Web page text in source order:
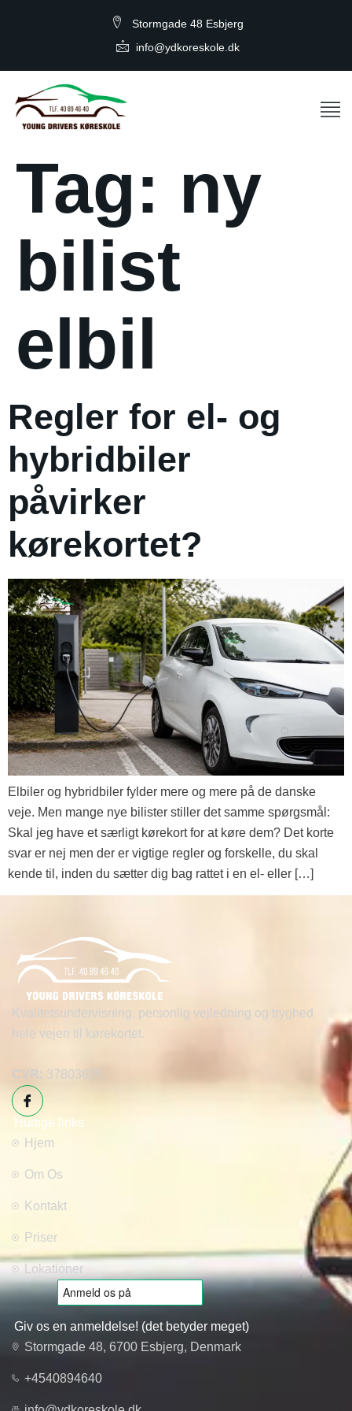
Stormgade 48 Esbjerg
info@ydkoreskole.dk
Tag: ny
bilist
elbil
Regler for el- og
hybridbiler
påvirker
kørekortet?
Elbiler og hybridbiler fylder mere og mere på de danske
veje. Men mange nye bilister stiller det samme spørgsmål:
Skal jeg have et særligt kørekort for at køre dem? Det korte
svar er nej men der er vigtige regler og forskelle, du skal
kende til, inden du sætter dig bag rattet i en el- eller […]
Kvalitetsundervisning, personlig vejledning og tryghed
hele vejen til kørekortet.
CVR: 37803626
Hurtige links
Hjem
Om Os
Kontakt
Priser
Lokationer
Giv os en anmeldelse! (det betyder meget)
Stormgade 48, 6700 Esbjerg, Denmark
+4540894640